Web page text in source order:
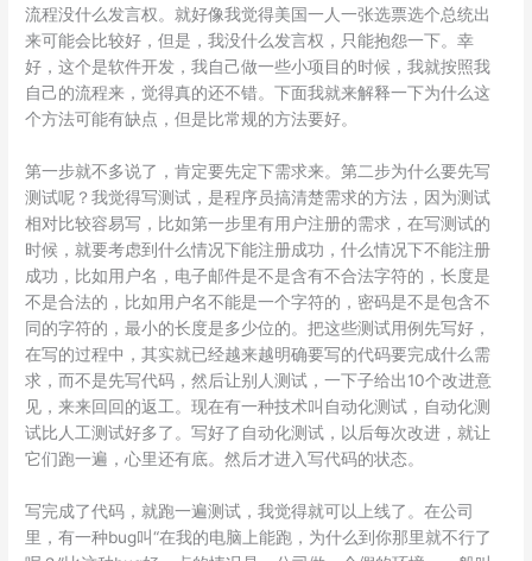
流程没什么发言权。就好像我觉得美国一人一张选票选个总统出
来可能会比较好，但是，我没什么发言权，只能抱怨一下。幸
好，这个是软件开发，我自己做一些小项目的时候，我就按照我
自己的流程来，觉得真的还不错。下面我就来解释一下为什么这
个方法可能有缺点，但是比常规的方法要好。
第一步就不多说了，肯定要先定下需求来。第二步为什么要先写
测试呢？我觉得写测试，是程序员搞清楚需求的方法，因为测试
相对比较容易写，比如第一步里有用户注册的需求，在写测试的
时候，就要考虑到什么情况下能注册成功，什么情况下不能注册
成功，比如用户名，电子邮件是不是含有不合法字符的，长度是
不是合法的，比如用户名不能是一个字符的，密码是不是包含不
同的字符的，最小的长度是多少位的。把这些测试用例先写好，
在写的过程中，其实就已经越来越明确要写的代码要完成什么需
求，而不是先写代码，然后让别人测试，一下子给出10个改进意
见，来来回回的返工。现在有一种技术叫自动化测试，自动化测
试比人工测试好多了。写好了自动化测试，以后每次改进，就让
它们跑一遍，心里还有底。然后才进入写代码的状态。
写完成了代码，就跑一遍测试，我觉得就可以上线了。在公司
里，有一种bug叫“在我的电脑上能跑，为什么到你那里就不行了